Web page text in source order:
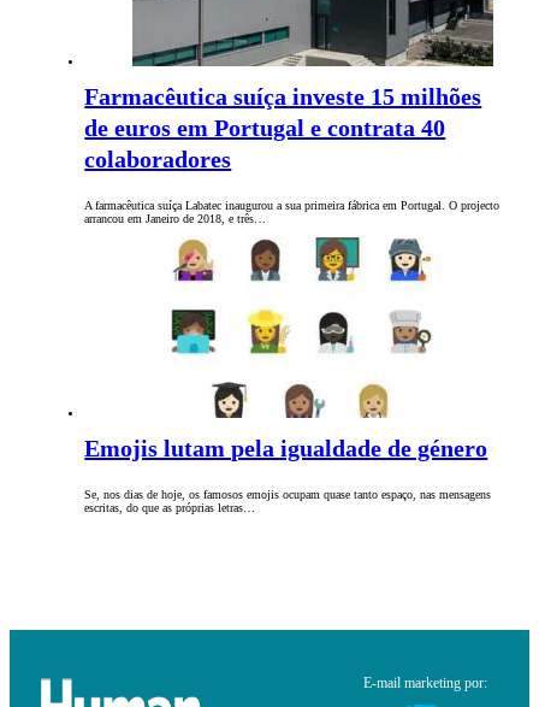
Farmacêutica suíça investe 15 milhões
de euros em Portugal e contrata 40
colaboradores
A farmacêutica suíça Labatec inaugurou a sua primeira fábrica em Portugal. O projecto
arrancou em Janeiro de 2018, e três…
Emojis lutam pela igualdade de género
Se, nos dias de hoje, os famosos emojis ocupam quase tanto espaço, nas mensagens
escritas, do que as próprias letras…
E-mail marketing por: